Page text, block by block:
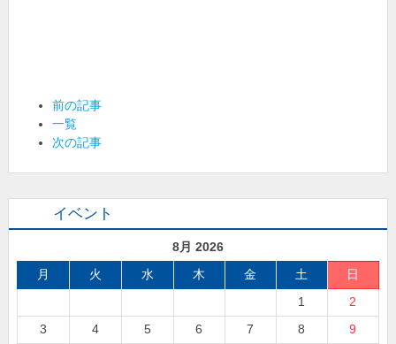
前の記事
一覧
次の記事
イベント
8月 2026
月
火 水 木 金 土
日
1
2
3
4 5 6 7 8
9